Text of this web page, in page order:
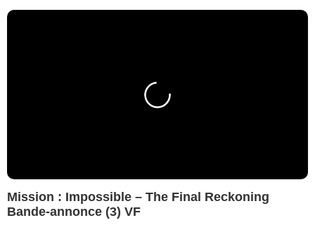
Mission : Impossible – The Final Reckoning
Bande-annonce (3) VF